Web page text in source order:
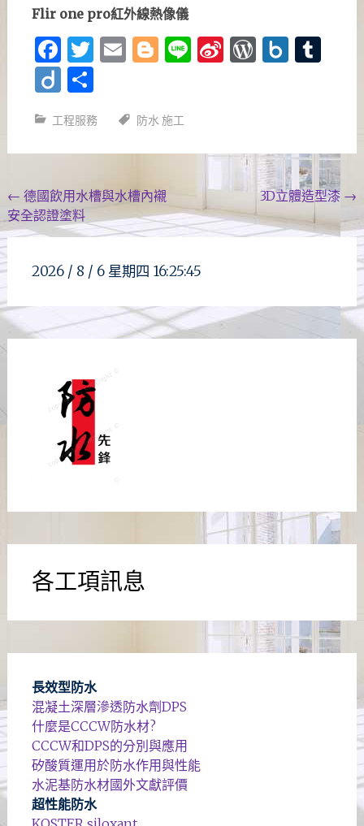
Flir one pro紅外線熱像儀
Facebook
Twitter
Email
Blogger
LineSina
Diigo
分
工程服務 防水 施工
Post
navigation
← 德國飲用水槽與水槽內襯
安全認證塗料
3D立體造型漆 →
2026 / 8 / 6 星期四 16:25:47
各工項訊息
長效型防水
混凝土深層滲透防水劑DPS
什麼是CCCW防水材?
CCCW和DPS的分別與應用
矽酸質運用於防水作用與性能
水泥基防水材國外文獻評價
超性能防水